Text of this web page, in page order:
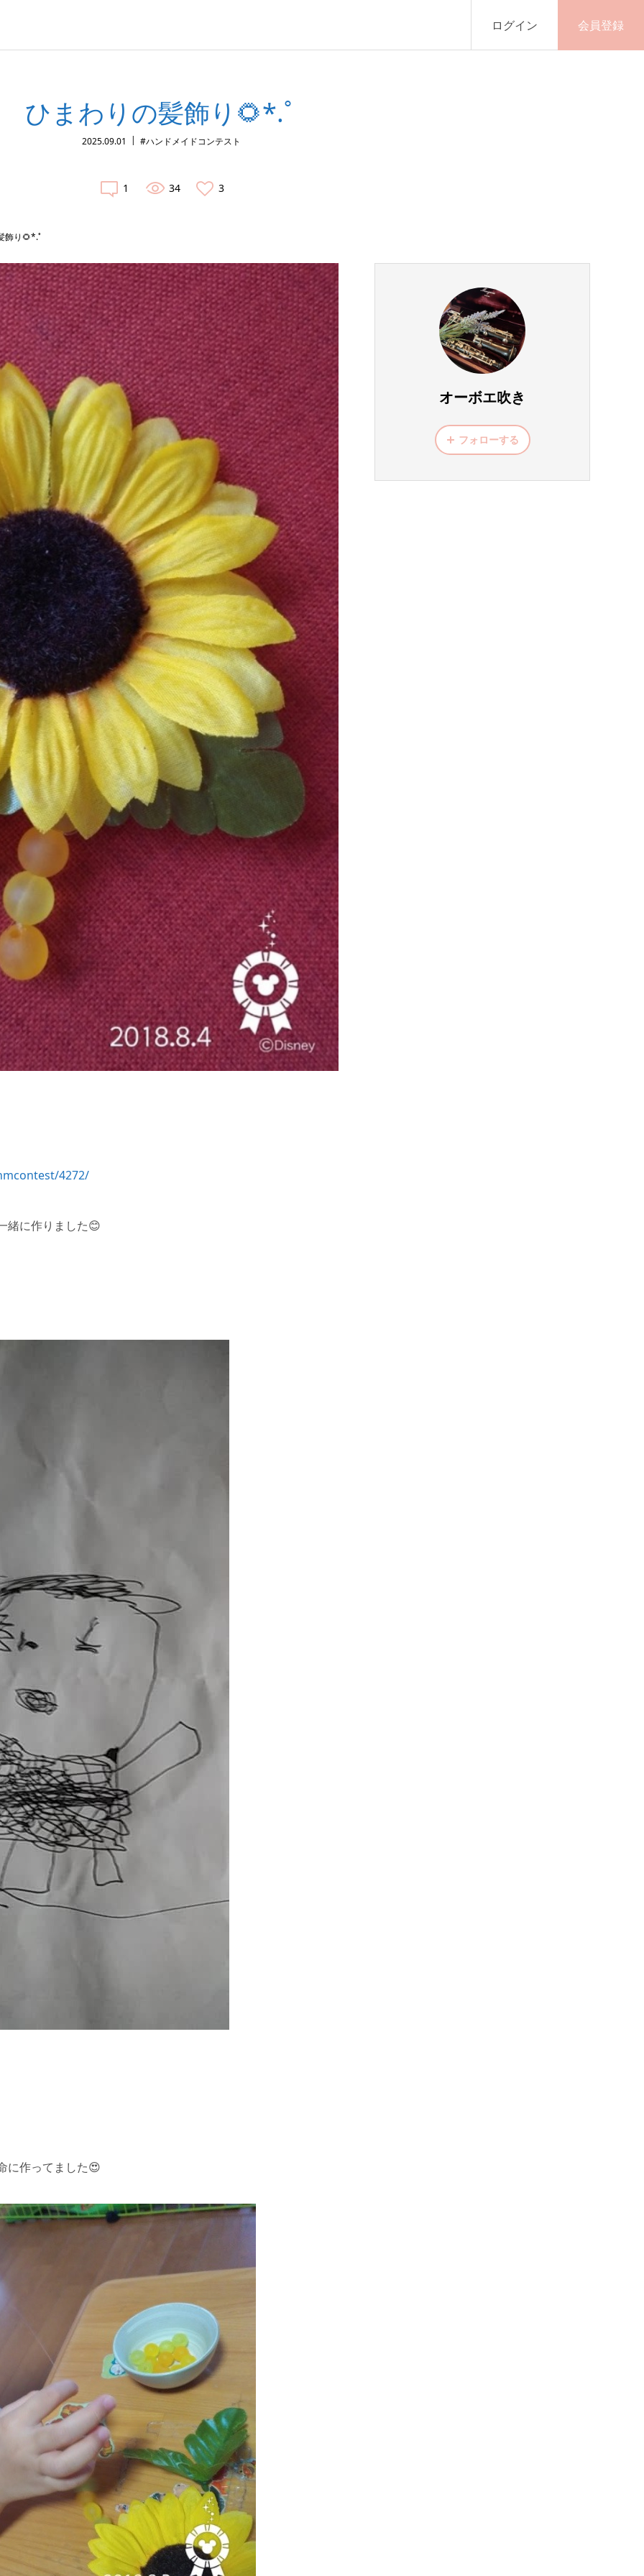
ログイン 会員登録
ひまわりの髪飾り🌻*.ﾟ
2025.09.01 #ハンドメイドコンテスト
1 34 3
飾り🌻*.ﾟ
4272/
緒に作りました😊
に作ってました😍
オーボエ吹き
フォローする